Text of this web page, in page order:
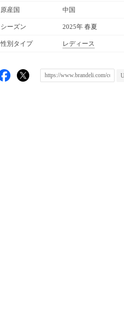
原産国 中国
シーズン 2025年 春夏
性別タイプ レディース